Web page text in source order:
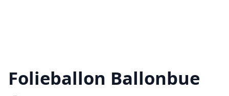
Folieballon Ballonbue